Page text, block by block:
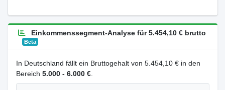
Einkommenssegment-Analyse für 5.454,10 € brutto
Beta
In Deutschland fällt ein Bruttogehalt von 5.454,10 € in den
Bereich 5.000 - 6.000 €.